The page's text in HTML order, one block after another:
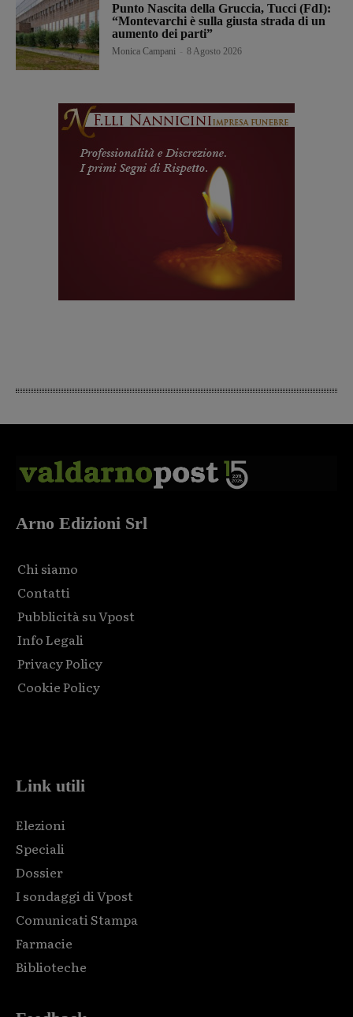
Punto Nascita della Gruccia, Tucci (FdI):
“Montevarchi è sulla giusta strada di un
aumento dei parti”
Monica Campani 8 Agosto 2026
Arno Edizioni Srl
Chi siamo
Contatti
Pubblicità su Vpost
Info Legali
Privacy Policy
Cookie Policy
Link utili
Elezioni
Speciali
Dossier
I sondaggi di Vpost
Comunicati Stampa
Farmacie
Biblioteche